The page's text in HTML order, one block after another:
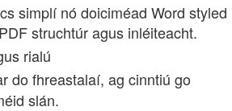
simplí nó doiciméad Word styled
struchtúr agus inléiteacht.
rialú
do fhreastalaí, ag cinntiú go
slán.